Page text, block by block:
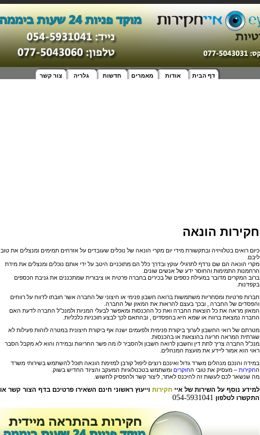
צור קשר גלריה חדשות מאמרים אודות דף הבית
חקירות הונאה
כיום רואים בטלוויזיה ובתקשורת מידי יום מקרי הונאה של נוכלים שעובדים על אזרחים תמימים ומנצלים את טוב
ליבם.
מקרי הונאה הם שם נרדף לתרגילי עוקץ ובדרך כלל הם מתוכניים היטב על ידי אותם נוכלים ומנצלים את מידת
הרחמנות התמימות והחוסר ידע של אנשים שונים.
ברוב המקרים מדובר במעילת כספים של בכירים בחברה פרטית או ציבורית שמתכננים את גניבת הכספים
בקפדנות.
חברות פרטיות ומסחריות משתמשות ברואה חשבון פנימי או חיצוני של החברה אשר חובתו לדווח על רווחים
והפסדים של החברה , ובכך בעצם להראות את המאזן של החברה.
המאזן מראה את כל הוצאות החברה ואת כל ההכנסות ומאפשר לבעלי המניות ולמנכ"ל החברה לדעת האם
החברה נמצאת ברווח או שמא היא בהפסדים , ובהתאם לכך לבצע תוכניות כלכליות.
מטרתם של רואי החשבון לערוך ביקורת פנימית ולפעמים ישנה אף ביקורת חיצונית במטרה לזהות פעילות לא
שגרתית המראה חריגה בהוצאות או בהכנסות.
מנכ"ל החברה צריך לתת דין וחשבון לרואה חשבון ולהסביר לו מה פשר החריגות ובמידה והוא לא מקבל הסבר
ראוי הוא אמור ליידע את מועצת המנהלים.
במידה והנכם מנהלים משרד גדול ואינכם רוצים ליפול קורבן למזימת הונאה תוכל להשתמש בשירותי משרד
החקירות – מעסיק את טובי החוקרים ומשתמש בטכנולוגיות המעקב והציוד החדיש בשוק.
מה שנשאר לכם לעשות זה להיכנס לאתר, ליצור קשר ולהפסיק לחשוש.
למידע נוסף על השירות של איי חקירות וייעוץ ראשוני חינם השאירו פרטיכם בדף הצור קשר או
התקשרו לטלפון 054-5931041